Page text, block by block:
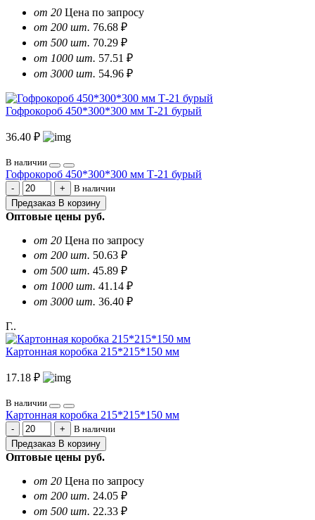
от 20 Цена по запросу
от 200 шт. 76.68 ₽
от 500 шт. 70.29 ₽
от 1000 шт. 57.51 ₽
от 3000 шт. 54.96 ₽
Гофрокороб 450*300*300 мм Т-21 бурый
36.40 ₽
В наличии
Гофрокороб 450*300*300 мм Т-21 бурый
В наличии
Предзаказ В корзину
Оптовые цены руб.
от 20 Цена по запросу
от 200 шт. 50.63 ₽
от 500 шт. 45.89 ₽
от 1000 шт. 41.14 ₽
от 3000 шт. 36.40 ₽
Г..
Картонная коробка 215*215*150 мм
17.18 ₽
В наличии
Картонная коробка 215*215*150 мм
В наличии
Предзаказ В корзину
Оптовые цены руб.
от 20 Цена по запросу
от 200 шт. 24.05 ₽
от 500 шт. 22.33 ₽